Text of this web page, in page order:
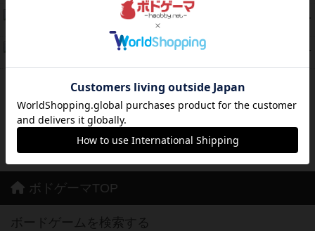
PT
スーパーストア3000
PT
フリップ７：復讐心とともに
※Apple、Apple のロゴ は、米国および他の国々で登録されたApple Inc.の商標です。
※App Store は、Apple Inc.のサービスマークです。
※Android は、グーグル インコーポレイテッドの商標または登録商標です。
※Google Play とそのロゴは、Google Inc.の商標または登録商標です。
ボドゲーマTOP
ボードゲームを検索する